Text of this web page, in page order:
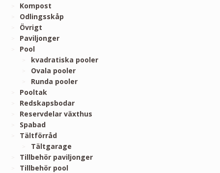
Kompost
Odlingsskåp
Övrigt
Paviljonger
Pool
kvadratiska pooler
Ovala pooler
Runda pooler
Pooltak
Redskapsbodar
Reservdelar växthus
Spabad
Tältförråd
Tältgarage
Tillbehör paviljonger
Tillbehör pool